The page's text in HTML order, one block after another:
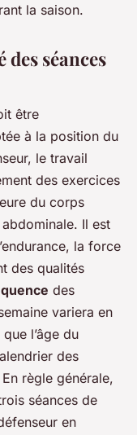
la saison.
séances
être
à la position du
le travail
des exercices
du corps
Il est
la force
des qualités
des
variera en
l’âge du
des
règle générale,
séances de
en